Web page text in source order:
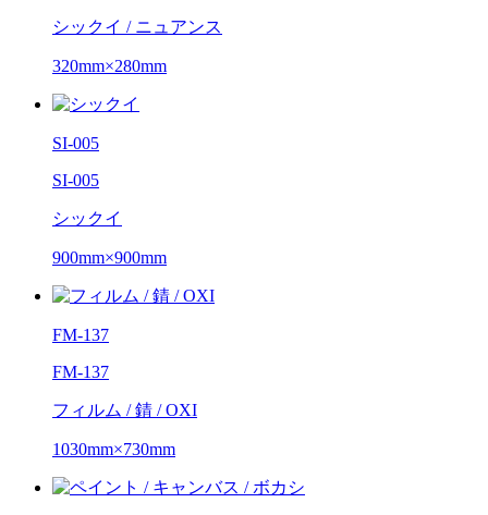
シックイ / ニュアンス
320mm×280mm
SI-005
SI-005
シックイ
900mm×900mm
FM-137
FM-137
フィルム / 錆 / OXI
1030mm×730mm